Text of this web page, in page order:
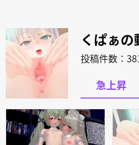
くぱぁ
投稿件数：
急上昇